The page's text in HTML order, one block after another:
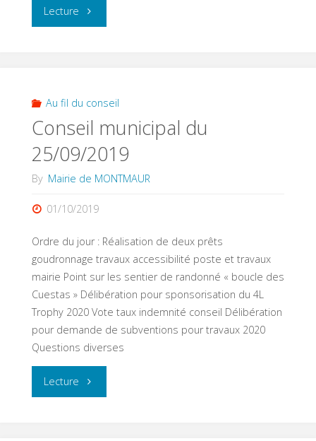
Lecture "Conseil
07/02/2020"
Au fil du conseil
Conseil municipal du
25/09/2019
By Mairie de MONTMAUR
01/10/2019
Ordre du jour : Réalisation de deux prêts
goudronnage travaux accessibilité poste et travaux
mairie Point sur les sentier de randonné « boucle des
Cuestas » Délibération pour sponsorisation du 4L
Trophy 2020 Vote taux indemnité conseil Délibération
pour demande de subventions pour travaux 2020
Questions diverses
Lecture "Conseil